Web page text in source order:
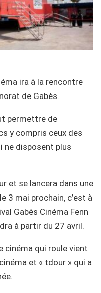
ira à la rencontre
de Gabès.
permettre de
y compris ceux des
ne disposent plus
et se lancera dans une
3 mai prochain, c’est à
Gabès Cinéma Fenn
à partir du 27 avril.
cinéma qui roule vient
et « tdour » qui a